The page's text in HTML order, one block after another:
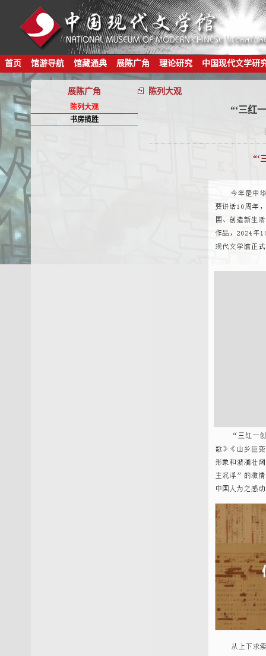
首页 馆游导航 馆藏通典 展陈广角 理论研究 中国现代文学研
展陈广角 陈列大观
陈列大观
书房揽胜
“‘三红
“‘